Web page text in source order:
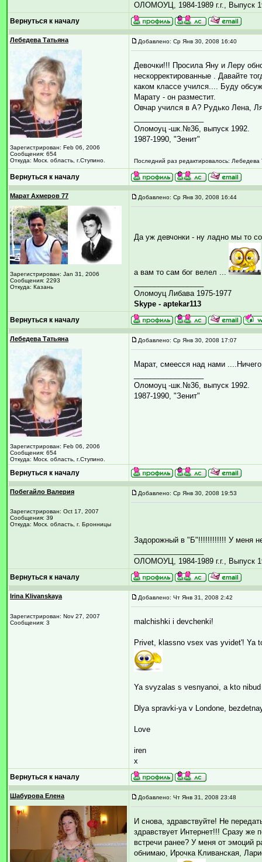
ОЛОМОУЦ, 1984-1989 г.г., Выпуск
Вернуться к началу
Лебедева Татьяна
Зарегистрирован: Feb 06, 2006
Сообщения: 654
Откуда: Моск. область, г.Ступино.
Добавлено: Ср Янв 30, 2008 16:40
Девочки!!! Просила Яну и Леру
нескорректированные . Давайте
каком классе учился.... Буду
Марату - он разместит.
Овчар учился в А? Рудько Лена,
Оломоуц -шк.№36, выпуск 1992.
1987-1990, "Зенит"
Последний раз редактировалось:
Вернуться к началу
Марат Ахмеров 77
Зарегистрирован: Jan 31, 2006
Сообщения: 2293
Откуда: Казань
Добавлено: Ср Янв 30, 2008 16:44
Да уж девчонки - ну ладно мы то
а вам то сам бог велел ...
Оломоуц Либава 1975-1977
Skype - aptekar113
Вернуться к началу
Лебедева Татьяна
Зарегистрирован: Feb 06, 2006
Сообщения: 654
Откуда: Моск. область, г.Ступино.
Добавлено: Ср Янв 30, 2008 17:07
Марат, смеесся над нами
Оломоуц -шк.№36, выпуск 1992.
1987-1990, "Зенит"
Вернуться к началу
Побегайло Валерия
Зарегистрирован: Oct 17, 2007
Сообщения: 39
Откуда: Моск. область, г. Бронницы
Добавлено: Ср Янв 30, 2008 19:53
Задорожный в "Б"!!!!!!!!!!!! У меня
ОЛОМОУЦ, 1984-1989 г.г., Выпуск
Вернуться к началу
Irina Klivanskaya
Зарегистрирован: Nov 27, 2007
Сообщения: 3
Добавлено: Чт Янв 31, 2008 2:42
malchishki i devchenki!
Privet, klassno vsex vas yvidet'! Ya
Ya svyzalas s vesnyanoi, a kto
Dlya spravki-ya v Londone,
Love
iren
x
Вернуться к началу
Шабурова Елена Добавлено: Чт Янв 31, 2008 23:48
И снова, здравствуйте! Не
здравствует Интернет!!! Сразу же
встречи ранее? У меня от эмоций
обнимаю, Ирочка Кливанская,